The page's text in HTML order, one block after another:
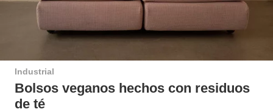
Industrial
Bolsos veganos hechos con residuos
de té